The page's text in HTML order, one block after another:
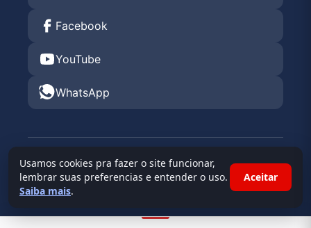
Facebook
YouTube
WhatsApp
© 2026 Endurance Rental KGV 2026 •
Granja Viana
Usamos cookies pra fazer o site funcionar,
lembrar suas preferencias e entender o uso.
Saiba mais.
Aceitar